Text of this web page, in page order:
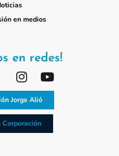
en medios
en redes!
Jorge Alió
Corporación